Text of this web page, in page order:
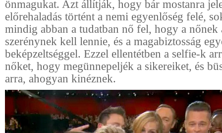
önmagukat. Azt állítják, hogy bár mostanra
előrehaladás történt a nemi egyenlőség felé,
mindig abban a tudatban nő fel, hogy a nőnek
szerénynek kell lennie, és a magabiztosság
beképzeltséggel. Ezzel ellentétben a selfie-k
nőket, hogy megünnepeljék a sikereiket, és
arra, ahogyan kinéznek.